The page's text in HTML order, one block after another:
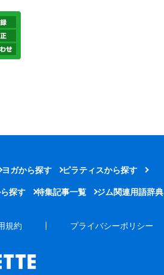
ヨガから探す ピラティスから探す
探す 特集記事一覧 ジム関連用語辞典
規約 プライバシーポリシー